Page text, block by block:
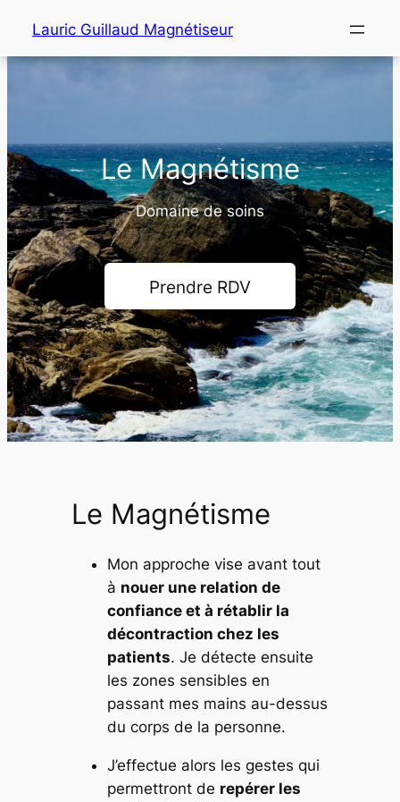
contenu
Lauric Guillaud Magnétiseur
Le Magnétisme
Domaine de soins
Prendre RDV
Le Magnétisme
Mon approche vise avant tout
à nouer une relation de
confiance et à rétablir la
décontraction chez les
patients. Je détecte ensuite
les zones sensibles en
passant mes mains au-dessus
du corps de la personne.
J’effectue alors les gestes qui
permettront de repérer les